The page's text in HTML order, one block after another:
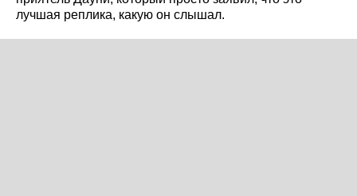
лучшая реплика, какую он слышал.